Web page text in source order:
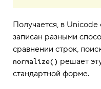
Получается, в
записан разными
сравнении строк,
normalize() решает
стандартной форме.